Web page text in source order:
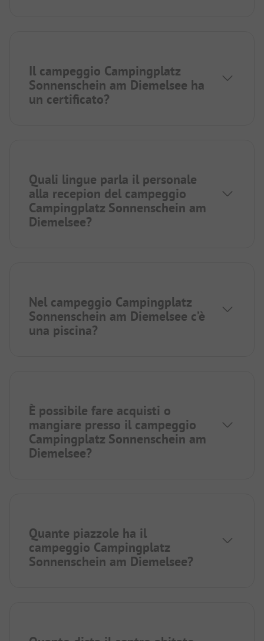
Il campeggio Campingplatz
Sonnenschein am Diemelsee ha
un certificato?
Quali lingue parla il personale
alla recepion del campeggio
Campingplatz Sonnenschein am
Diemelsee?
Nel campeggio Campingplatz
Sonnenschein am Diemelsee c’è
una piscina?
È possibile fare acquisti o
mangiare presso il campeggio
Campingplatz Sonnenschein am
Diemelsee?
Quante piazzole ha il
campeggio Campingplatz
Sonnenschein am Diemelsee?